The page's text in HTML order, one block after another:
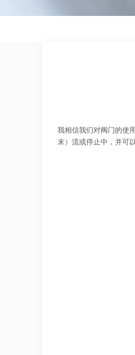
我相信我们对阀门的使
末）流或停止中，并可